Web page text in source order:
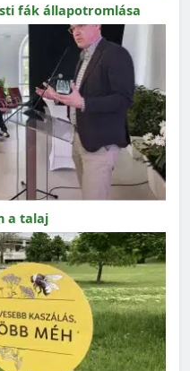
fák állapotromlása
a talaj